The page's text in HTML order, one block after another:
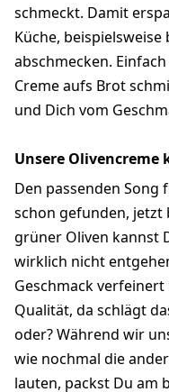
schmeckt. Damit
Küche,
abschmecken.
Creme aufs Brot
und Dich vom
Unsere Olivencreme
Den passenden
schon gefunden, jetzt
grüner Oliven kannst
wirklich nicht
Geschmack
Qualität, da schlägt
oder? Während wir
wie nochmal die
lauten, packst Du am